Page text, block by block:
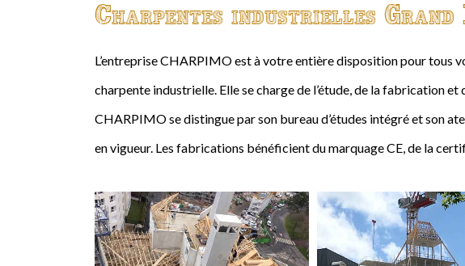
Charpentes industrielles
L’entreprise CHARPIMO est à votre entière disposition pour
charpente industrielle. Elle se charge de l’étude, de la fabrication
CHARPIMO se distingue par son bureau d’études intégré et son
en vigueur. Les fabrications bénéficient du marquage CE, de la